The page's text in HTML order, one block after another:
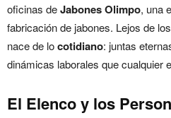
oficinas deJabones Olimpo, una
fabricación de jabones. Lejos de
nace de locotidiano: juntas
dinámicas laborales que cualquier
El Elenco y los